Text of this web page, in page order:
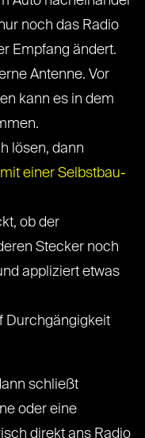
noch das Radio
Empfang ändert.
Antenne. Vor
kann es in dem
lösen, dann
mit einer Selbstbau-
ob der
Stecker noch
appliziert etwas
Durchgängigkeit
schließt
oder eine
direkt ans Radio